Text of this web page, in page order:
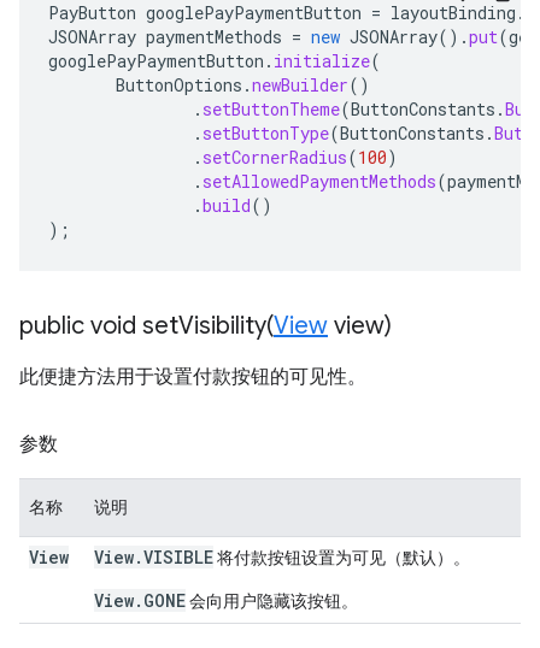
PayButton googlePayPaymentButton = layoutBinding .
JSONArray paymentMethods = new JSONArray().put(
googlePayPaymentButton . initialize(
ButtonOptions .newBuilder()
. setButtonTheme(ButtonConstants .
. setButtonType(ButtonConstants .
. setCornerRadius(100)
. setAllowedPaymentMethods(
.build()
);
public void setVisibility(View view)
此便捷方法用于设置付款按钮的可见性。
参数
名称 说明
View View.VISIBLE将付款按钮设置为可见（默认）。
View.GONE会向用户隐藏该按钮。